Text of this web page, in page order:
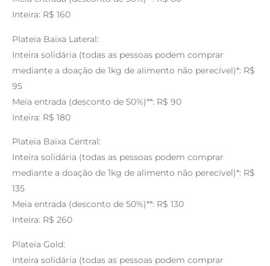
Inteira: R$ 160
Plateia Baixa Lateral:
Inteira solidária (todas as pessoas podem comprar
mediante a doação de 1kg de alimento não perecível)*: R$
95
Meia entrada (desconto de 50%)**: R$ 90
Inteira: R$ 180
Plateia Baixa Central:
Inteira solidária (todas as pessoas podem comprar
mediante a doação de 1kg de alimento não perecível)*: R$
135
Meia entrada (desconto de 50%)**: R$ 130
Inteira: R$ 260
Plateia Gold:
Inteira solidária (todas as pessoas podem comprar